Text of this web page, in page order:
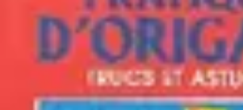
Astuces Rubik Cube
Astuces et TechniquesTechniques de
Résolution Techniques et Astuces
Astuces Rubik Cube